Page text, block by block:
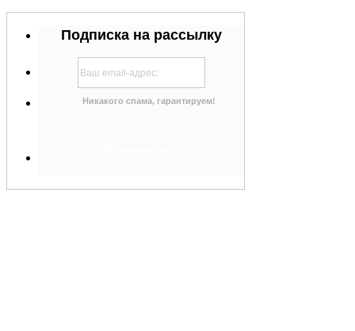
Подписка на рассылку
Никакого спама, гарантируем!